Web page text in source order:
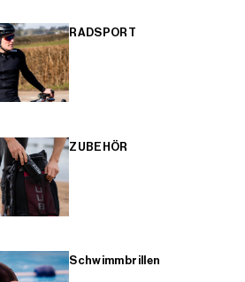
RADSPORT
ZUBEHÖR
Schwimmbrillen